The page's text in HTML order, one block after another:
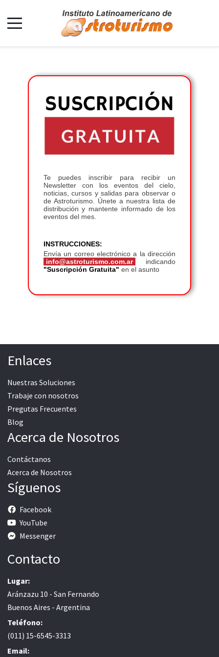
Enlaces
Nuestras Soluciones
Trabaje con nosotros
Pregutas Frecuentes
Blog
Acerca de Nosotros
Contáctanos
Acerca de Nosotros
Síguenos
Facebook
YouTube
Messenger
Contacto
Lugar:
Aránzazu 10 - San Fernando
Buenos Aires - Argentina
Teléfono:
(011) 15-6545-3313
Email: